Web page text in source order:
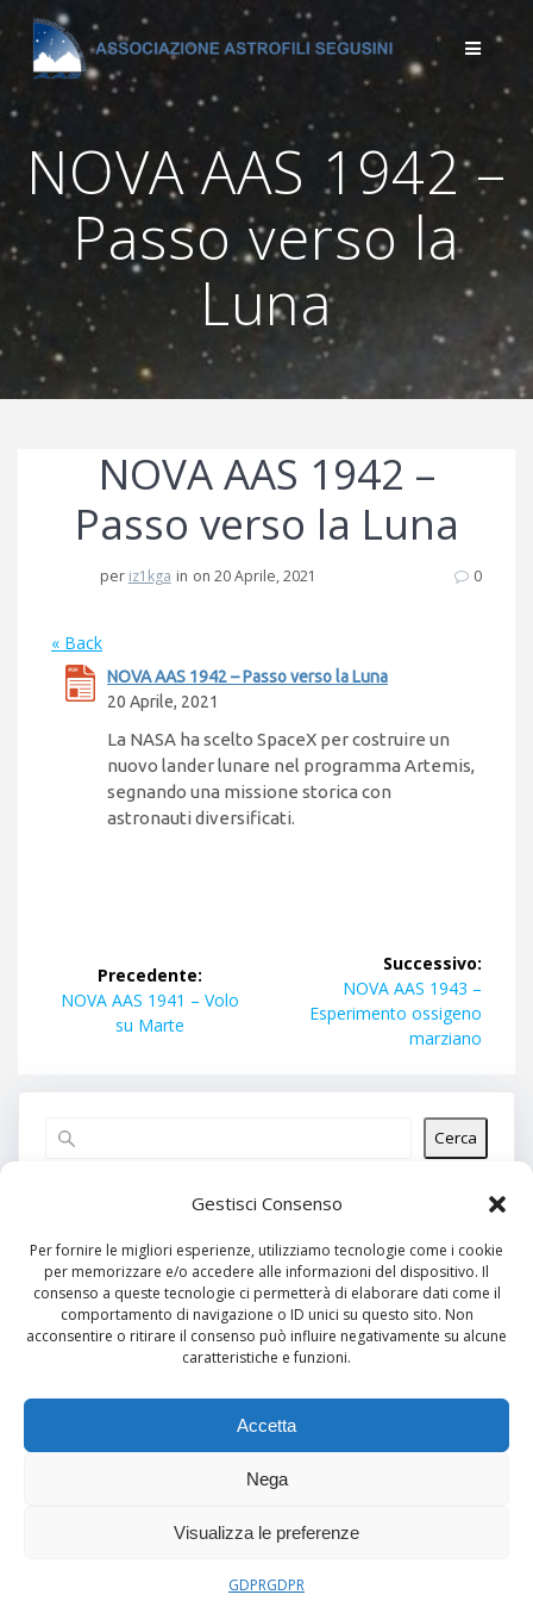
Gestisci Consenso
Per fornire le migliori esperienze, utilizziamo tecnologie come i cookie
per memorizzare e/o accedere alle informazioni del dispositivo. Il
consenso a queste tecnologie ci permetterà di elaborare dati come il
comportamento di navigazione o ID unici su questo sito. Non
acconsentire o ritirare il consenso può influire negativamente su alcune
caratteristiche e funzioni.
Accetta
Nega
Visualizza le preferenze
GDPRGDPR
Salta
al
contenuto
NOVA AAS 1942 –
Passo verso la
Luna
NOVA AAS 1942 –
Passo verso la Luna
per iz1kga in on 20 Aprile, 2021 0
« Back
NOVA AAS 1942 – Passo verso la Luna
20 Aprile, 2021
La NASA ha scelto SpaceX per costruire un
nuovo lander lunare nel programma Artemis,
segnando una missione storica con
astronauti diversificati.
articoliPrecedente:
Articolo
precedente:
NOVA AAS 1941 – Volo
su Marte
Successivo:
Articolo
successivo:
NOVA AAS 1943 –
Esperimento ossigeno
marziano
Cerca
Articoli recenti
Commenti recenti
Nessun commento da mostrare.
Nessun archivio da mostrare.
Categorie
Nessuna categoria